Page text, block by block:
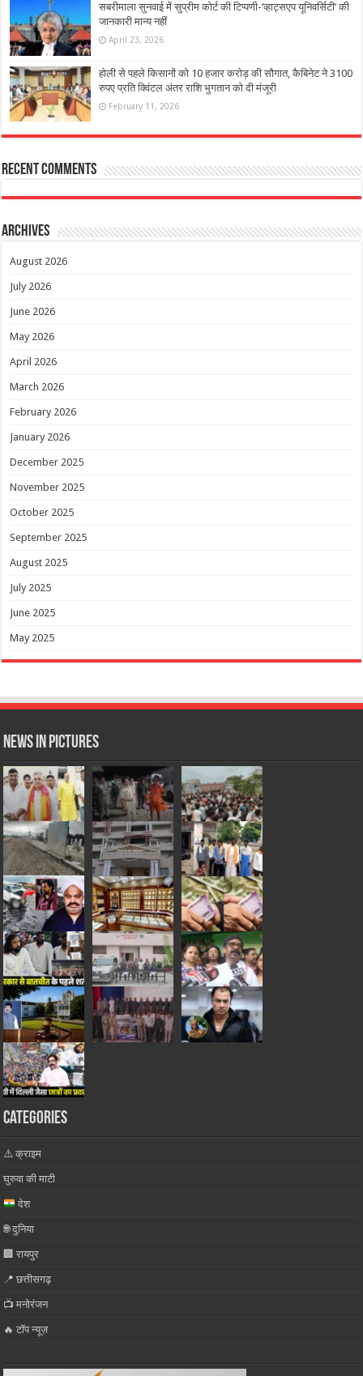
सबरीमाला सुनवाई में सुप्रीम कोर्ट की टिप्पणी-‘व्हाट्सएप यूनिवर्सिटी’ की
जानकारी मान्य नहीं
April 23, 2026
होली से पहले किसानों को 10 हजार करोड़ की सौगात, कैबिनेट ने 3100
रुपए प्रति क्विंटल अंतर राशि भुगतान को दी मंजूरी
February 11, 2026
Recent Comments
Archives
August 2026
July 2026
June 2026
May 2026
April 2026
March 2026
February 2026
January 2026
December 2025
November 2025
October 2025
September 2025
August 2025
July 2025
June 2025
May 2025
News in Pictures
Categories
⚠️ क्राइम
घुरुवा की माटी
देश
🌐 दुनिया
🏢 रायपुर
📍 छत्तीसगढ़
📺 मनोरंजन
🔥 टॉप न्यूज़